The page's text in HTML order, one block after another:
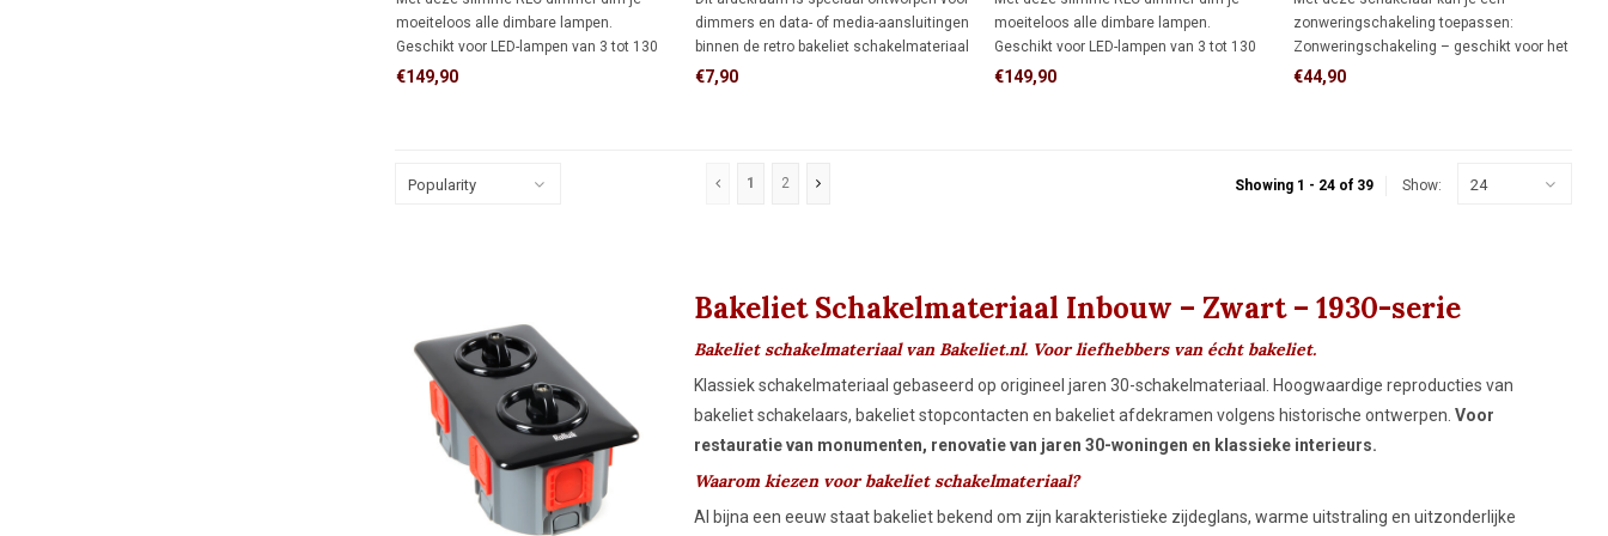
moeiteloos alle dimbare lampen.
Geschikt voor LED-lampen van 3 tot 130
watt en andere lampen van 7 tot 350 watt.
€149,90
dimmers en data- of media-aansluitingen
binnen de retro bakeliet schakelmateriaal
serie. De vierkante vorm biedt meer
€7,90
moeiteloos alle dimbare lampen.
Geschikt voor LED-lampen van 3 tot 130
watt en andere lampen van 7 tot 350 watt.
€149,90
zonweringschakeling toepassen:
Zonweringschakeling – geschikt voor het
bedienen van een elektrisch rolluik,
€44,90
Popularity 1 2 Showing 1 - 24 of 39 Show: 24
Bakeliet Schakelmateriaal Inbouw – Zwart – 1930-serie
Bakeliet schakelmateriaal van Bakeliet.nl. Voor liefhebbers van écht bakeliet.
Klassiek schakelmateriaal gebaseerd op origineel jaren 30-schakelmateriaal. Hoogwaardige reproducties van
bakeliet schakelaars, bakeliet stopcontacten en bakeliet afdekramen volgens historische ontwerpen. Voor
restauratie van monumenten, renovatie van jaren 30-woningen en klassieke interieurs.
Waarom kiezen voor bakeliet schakelmateriaal?
Al bijna een eeuw staat bakeliet bekend om zijn karakteristieke zijdeglans, warme uitstraling en uitzonderlijke